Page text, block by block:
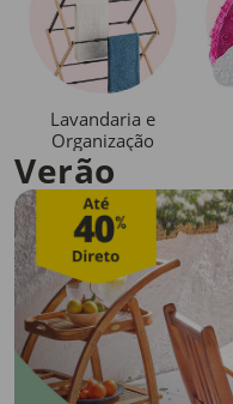
Lavandaria e
Organização
Verão